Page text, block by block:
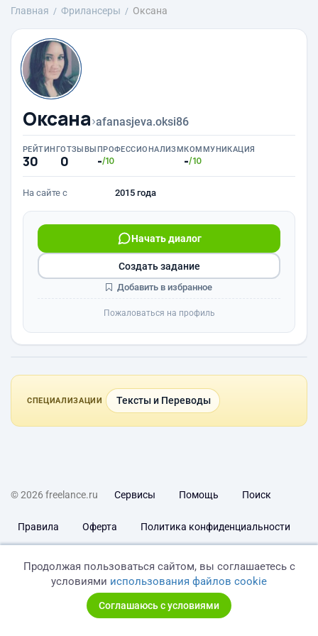
Главная Фрилансеры Оксана
Оксана›afanasjeva.oksi86
РЕЙТИНГ
30
ОТЗЫВЫ
0
ПРОФЕССИОНАЛИЗМ
-/10
КОММУНИКАЦИЯ
-/10
На сайте с 2015 года
Начать диалог
Создать задание
Добавить в избранное
Пожаловаться на профиль
СПЕЦИАЛИЗАЦИИ Тексты и Переводы
© 2026 freelance.ru Сервисы Помощь Поиск
Правила Оферта Политика конфиденциальности
Продолжая пользоваться сайтом, вы соглашаетесь с
условиями использования файлов cookie
Соглашаюсь с условиями